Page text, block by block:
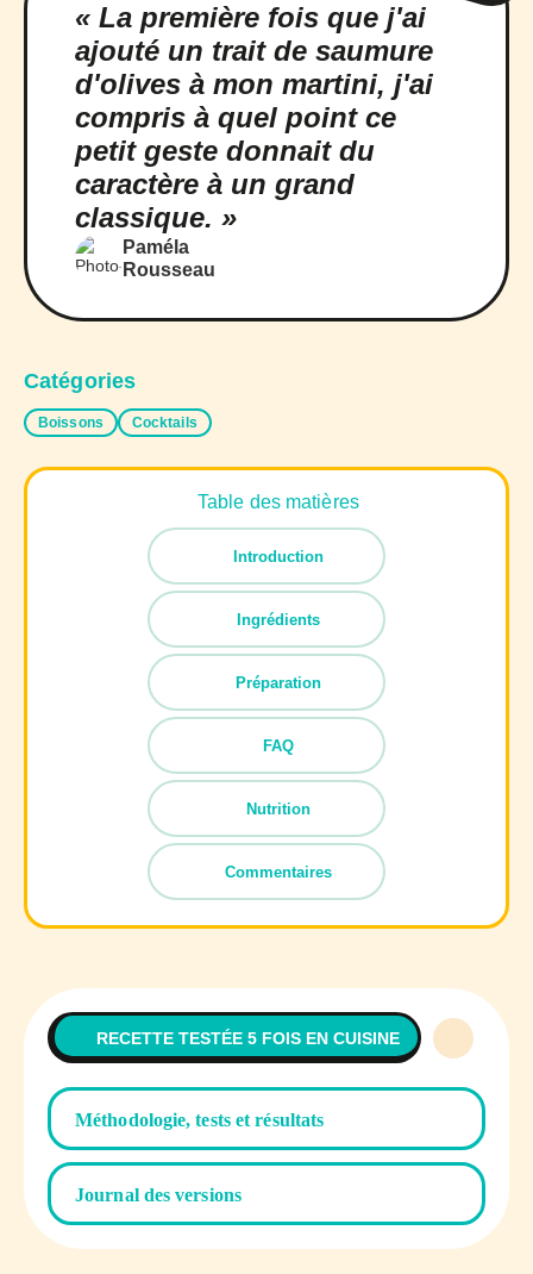
« La première fois que j'ai
ajouté un trait de saumure
d'olives à mon martini, j'ai
compris à quel point ce
petit geste donnait du
caractère à un grand
classique. »
Paméla
Rousseau
Catégories
Boissons Cocktails
Table des matières
Introduction
Ingrédients
Préparation
FAQ
Nutrition
Commentaires
RECETTE TESTÉE 5 FOIS EN CUISINE
Méthodologie, tests et résultats
Journal des versions